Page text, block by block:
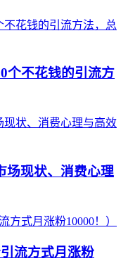
个不花钱的引流方
场现状、消费心理
流方式月涨粉